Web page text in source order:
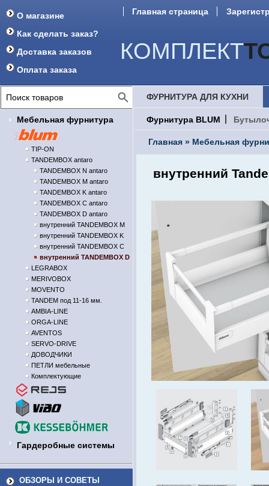
О магазине
Как сделать заказ?
Доставка заказов
Оплата заказа
Главная страница
КОМПЛЕКТ
Мебельная фурнитура
TIP-ON
TANDEMBOX antaro
TANDEMBOX N antaro
TANDEMBOX M antaro
TANDEMBOX K antaro
TANDEMBOX C antaro
TANDEMBOX D antaro
внутренний TANDEMBOX M
внутренний TANDEMBOX K
внутренний TANDEMBOX C
внутренний TANDEMBOX D
LEGRABOX
MERIVOBOX
MOVENTO
TANDEM под 11-16 мм.
AMBIA-LINE
ORGA-LINE
AVENTOS
SERVO-DRIVE
ДОВОДЧИКИ
ПЕТЛИ мебельные
Комплектующие
Гардеробные системы
ОБЗОРЫ И СОВЕТЫ
ФУРНИТУРА ДЛЯ КУХНИ
Фурнитура BLUM
Главная » Мебельная
внутренний